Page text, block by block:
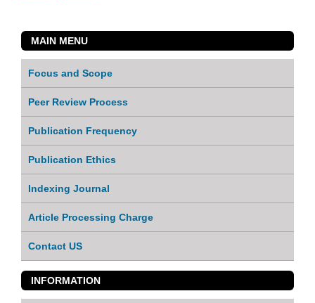
MAIN MENU
Focus and Scope
Peer Review Process
Publication Frequency
Publication Ethics
Indexing Journal
Article Processing Charge
Contact US
INFORMATION